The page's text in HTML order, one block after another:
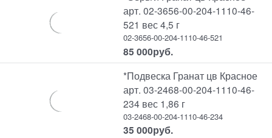
арт. 02-3656-00-204-1110-46-
521 вес 4,5 г
02-3656-00-204-1110-46-521
85 000руб.
*Подвеска Гранат цв Красное
арт. 03-2468-00-204-1110-46-
234 вес 1,86 г
03-2468-00-204-1110-46-234
35 000руб.